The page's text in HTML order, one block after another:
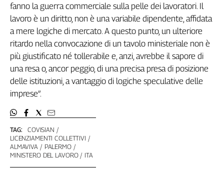
Collettiva
Talk
La
settimana
Collettiva
Girasoli
Sassolino
Linea
Economica
It
Easy
TAG:
COVISIAN
LICENZIAMENTI COLLETTIVI
ALMAVIVA
PALERMO
MINISTERO DEL LAVORO
ITA
fanno la guerra commerciale sulla pelle dei lavoratori. Il
lavoro è un diritto, non è una variabile dipendente, affidata
a mere logiche di mercato. A questo punto, un ulteriore
ritardo nella convocazione di un tavolo ministeriale non è
più giustificato né tollerabile e, anzi, avrebbe il sapore di
una resa o, ancor peggio, di una precisa presa di posizione
delle istituzioni, a vantaggio di logiche speculative delle
imprese”.